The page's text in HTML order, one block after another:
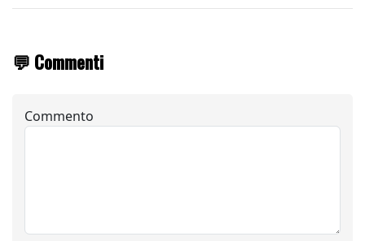
💬 Commenti